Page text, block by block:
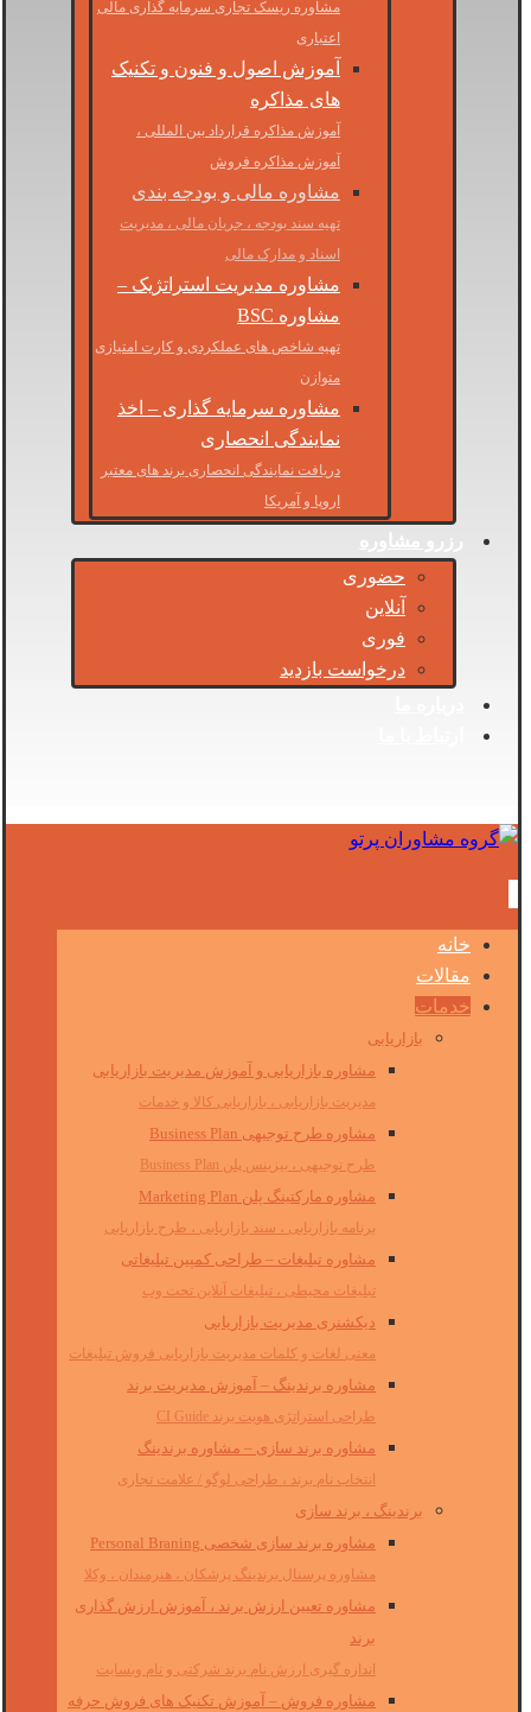
مشاوره ریسک تجاری سرمایه گذاری مالی
اعتباری
آموزش اصول و فنون و تکنیک
های مذاکره
آموزش مذاکره قرارداد بین المللی ،
آموزش مذاکره فروش
مشاوره مالی و بودجه بندی
تهیه سند بودجه ، جریان مالی ، مدیریت
اسناد و مدارک مالی
مشاوره مدیریت استراتژیک –
مشاوره BSC
تهیه شاخص های عملکردی و کارت امتیازی
متوازن
مشاوره سرمایه گذاری – اخذ
نمایندگی انحصاری
دریافت نمایندگی انحصاری برند های معتبر
اروپا و آمریکا
رزرو مشاوره
حضوری
آنلاین
فوری
درخواست بازدید
خانه
مقالات
خدمات
بازاریابی
مشاوره بازاریابی و آموزش مدیریت بازاریابی
مدیریت بازاریابی ، بازاریابی کالا و خدمات
مشاوره طرح توجیهی Business Plan
طرح توجیهی ، بیزینس پلن Business Plan
مشاوره مارکتینگ پلن Marketing Plan
برنامه بازاریابی ، سند بازاریابی ، طرح بازاریابی
مشاوره تبلیغات – طراحی کمپین تبلیغاتی
تبلیغات محیطی ، تبلیغات آنلاین تحت وب
دیکشنری مدیریت بازاریابی
معنی لغات و کلمات مدیریت بازاریابی فروش تبلیغات
مشاوره برندینگ – آموزش مدیریت برند
طراحی استراتژی هویت برند CI Guide
مشاوره برند سازی – مشاوره برندینگ
انتخاب نام برند ، طراحی لوگو / علامت تجاری
برندینگ ، برند سازی
مشاوره برند سازی شخصی Personal Braning
مشاوره پرسنال برندینگ پزشکان ، هنرمندان ، وکلا
مشاوره تعیین ارزش برند ، آموزش ارزش گذاری
برند
اندازه گیری ارزش نام برند شرکتی و نام وبسایت
مشاوره فروش – آموزش تکنیک های فروش حرفه